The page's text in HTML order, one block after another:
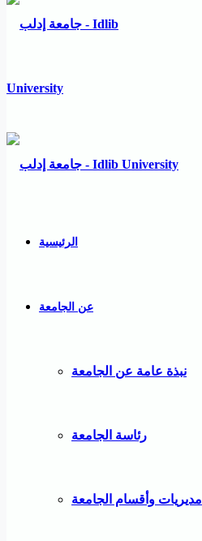
الرئيسية
عن الجامعة
نبذة عامة عن الجامعة
رئاسة الجامعة
مديريات وأقسام الجامعة